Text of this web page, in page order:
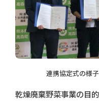
連携協定式の様
乾燥廃棄野菜事業の目